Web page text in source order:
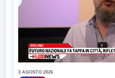
3 AGOSTO 2026